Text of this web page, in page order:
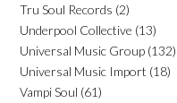
Tru Soul Records (2)
Underpool Collective (13)
Universal Music Group (132)
Universal Music Import (18)
Vampi Soul (61)